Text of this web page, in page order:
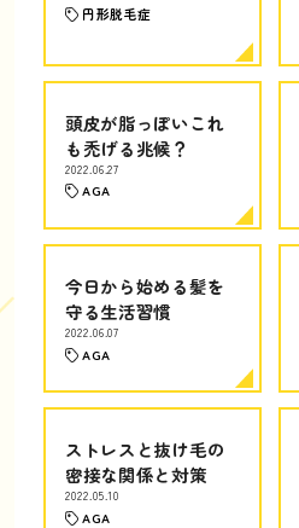
円形脱毛症
頭皮が脂っぽいこれ
も禿げる兆候？
2022.06.27
AGA
今日から始める髪を
守る生活習慣
2022.06.07
AGA
ストレスと抜け毛の
密接な関係と対策
2022.05.10
AGA